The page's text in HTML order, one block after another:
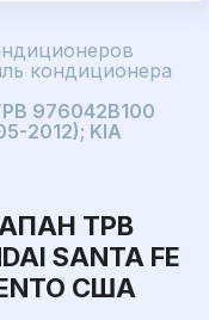
кондиционера
976042B100
2012); KIA
ТРВ
SANTA FE
США